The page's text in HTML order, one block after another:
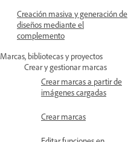
Creación masiva y generación de
diseños mediante el
complemento
Marcas, bibliotecas y proyectos
Crear y gestionar marcas
Crear marcas a partir de
imágenes cargadas
Crear marcas